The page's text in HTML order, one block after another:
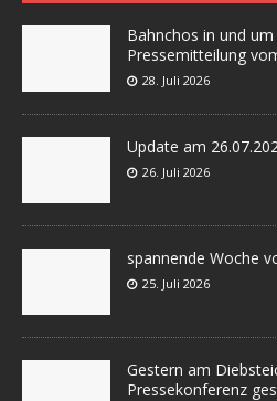
Bahnchos in und
Pressemitteilung
28. Juli 2026
Update am
26. Juli 2026
spannende Woche
25. Juli 2026
Gestern am
Pressekonferenz